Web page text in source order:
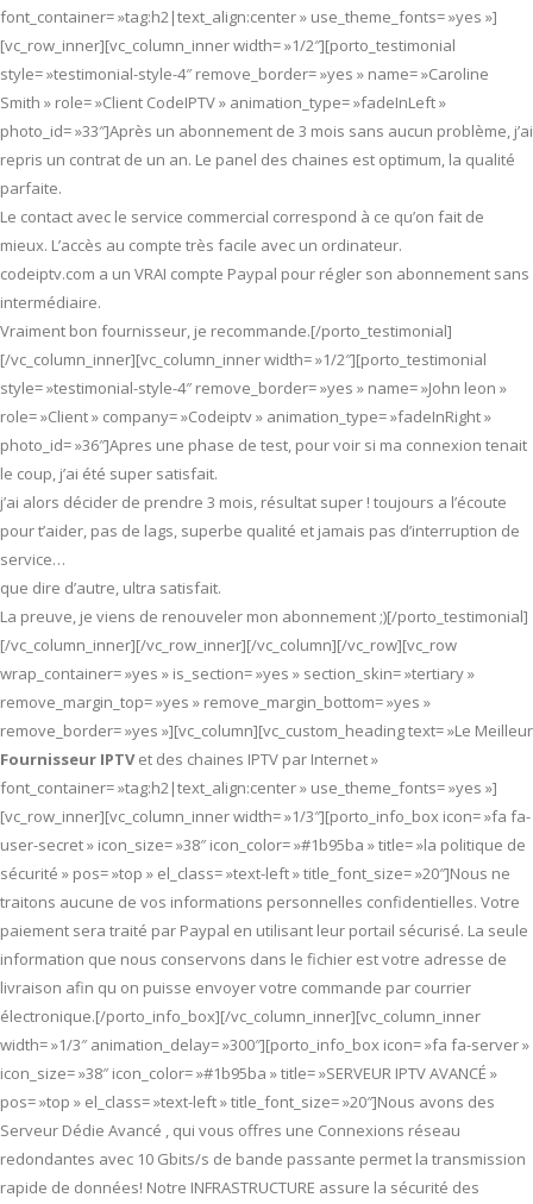
font_container= »tag:h2|text_align:center » use_theme_fonts= »yes »]
[vc_row_inner][vc_column_inner width= »1/2″][porto_testimonial
style= »testimonial-style-4″ remove_border= »yes » name= »Caroline
Smith » role= »Client CodeIPTV » animation_type= »fadeInLeft »
photo_id= »33″]Après un abonnement de 3 mois sans aucun problème, j’ai
repris un contrat de un an. Le panel des chaines est optimum, la qualité
parfaite.
Le contact avec le service commercial correspond à ce qu’on fait de
mieux. L’accès au compte très facile avec un ordinateur.
codeiptv.com a un VRAI compte Paypal pour régler son abonnement sans
intermédiaire.
Vraiment bon fournisseur, je recommande.[/porto_testimonial]
[/vc_column_inner][vc_column_inner width= »1/2″][porto_testimonial
style= »testimonial-style-4″ remove_border= »yes » name= »John leon »
role= »Client » company= »Codeiptv » animation_type= »fadeInRight »
photo_id= »36″]Apres une phase de test, pour voir si ma connexion tenait
le coup, j’ai été super satisfait.
j’ai alors décider de prendre 3 mois, résultat super ! toujours a l’écoute
pour t’aider, pas de lags, superbe qualité et jamais pas d’interruption de
service…
que dire d’autre, ultra satisfait.
La preuve, je viens de renouveler mon abonnement ;)[/porto_testimonial]
[/vc_column_inner][/vc_row_inner][/vc_column][/vc_row][vc_row
wrap_container= »yes » is_section= »yes » section_skin= »tertiary »
remove_margin_top= »yes » remove_margin_bottom= »yes »
remove_border= »yes »][vc_column][vc_custom_heading text= »Le Meilleur
Fournisseur IPTVet des chaines IPTV par Internet »
font_container= »tag:h2|text_align:center » use_theme_fonts= »yes »]
[vc_row_inner][vc_column_inner width= »1/3″][porto_info_box icon= »fa fa-
user-secret » icon_size= »38″ icon_color= »#1b95ba » title= »la politique de
sécurité » pos= »top » el_class= »text-left » title_font_size= »20″]Nous ne
traitons aucune de vos informations personnelles confidentielles. Votre
paiement sera traité par Paypal en utilisant leur portail sécurisé. La seule
information que nous conservons dans le fichier est votre adresse de
livraison afin qu on puisse envoyer votre commande par courrier
électronique.[/porto_info_box][/vc_column_inner][vc_column_inner
width= »1/3″ animation_delay= »300″][porto_info_box icon= »fa fa-server »
icon_size= »38″ icon_color= »#1b95ba » title= »SERVEUR IPTV AVANCÉ »
pos= »top » el_class= »text-left » title_font_size= »20″]Nous avons des
Serveur Dédie Avancé , qui vous offres une Connexions réseau
redondantes avec 10 Gbits/s de bande passante permet la transmission
rapide de données! Notre INFRASTRUCTURE assure la sécurité des